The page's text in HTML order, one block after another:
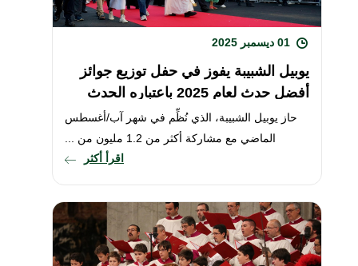
يوبيل الشبيبة يفوز في حفل توزيع جوائز
أفضل حدث لعام 2025 باعتباره الحدث
الأبرز لهذا العام
حاز يوبيل الشبيبة، الذي نُظِّم في شهر آب/أغسطس
الماضي مع مشاركة أكثر من 1.2 مليون من ...
اقرأ أكثر